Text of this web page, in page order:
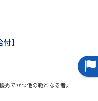
金・特待生制度特集
付】
でかつ他の範となる者。